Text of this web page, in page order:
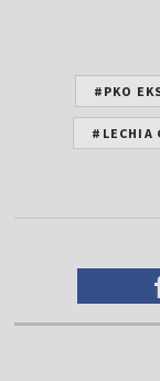
#PKO
#LECHIA